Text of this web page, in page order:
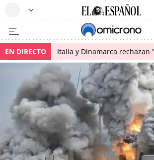
EN DIRECTO Italia y Dinamarca